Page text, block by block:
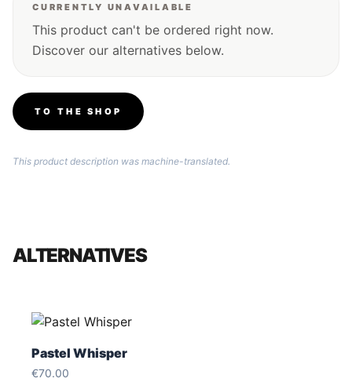
CURRENTLY UNAVAILABLE
This product can't be ordered right now.
Discover our alternatives below.
TO THE SHOP
This product description was machine-translated.
ALTERNATIVES
Pastel Whisper
€70.00